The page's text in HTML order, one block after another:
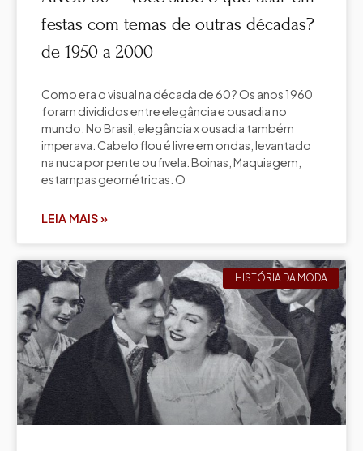
festas com temas de outras décadas?
de 1950 a 2000
Como era o visual na década de 60? Os anos 1960
foram divididos entre elegância e ousadia no
mundo. No Brasil, elegância x ousadia também
imperava. Cabelo flou é livre em ondas, levantado
na nuca por pente ou fivela. Boinas, Maquiagem,
estampas geométricas. O
LEIA MAIS »
HISTÓRIA DA MODA